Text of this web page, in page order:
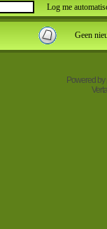
Log me
Geen
Powered by